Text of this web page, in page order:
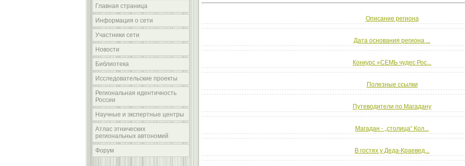
Главная страница
Информация о сети
Участники сети
Новости
Библиотека
Исследовательские проекты
Региональная идентичность
России
Научные и экспертные центры
Атлас этнических
региональных автономий
Форум
Описание региона
Дата основания региона ...
Конкурс «СЕМЬ чудес Рос...
Полезные ссылки
Путеводители по Магадану
Магадан - „столица“ Кол...
В гостях у Деда-Краевед...